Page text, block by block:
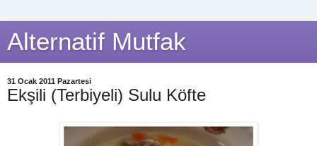
Alternatif Mutfak
31 Ocak 2011 Pazartesi
Ekşili (Terbiyeli) Sulu Köfte